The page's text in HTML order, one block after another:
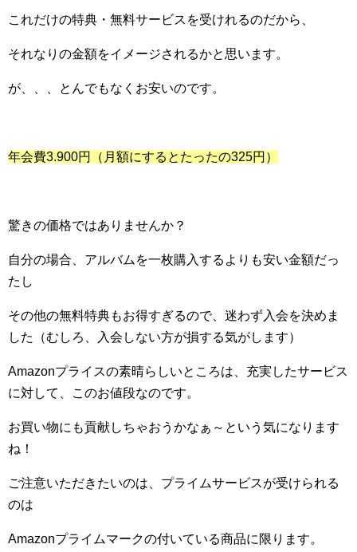
これだけの特典・無料サービスを受けれるのだから、
それなりの金額をイメージされるかと思います。
が、、、とんでもなくお安いのです。
年会費3.900円（月額にするとたったの325円）
驚きの価格ではありませんか？
自分の場合、アルバムを一枚購入するよりも安い金額だっ
たし
その他の無料特典もお得すぎるので、迷わず入会を決めま
した（むしろ、入会しない方が損する気がします）
Amazonプライスの素晴らしいところは、充実したサービス
に対して、このお値段なのです。
お買い物にも貢献しちゃおうかなぁ～という気になります
ね！
ご注意いただきたいのは、プライムサービスが受けられる
のは
Amazonプライムマークの付いている商品に限ります。